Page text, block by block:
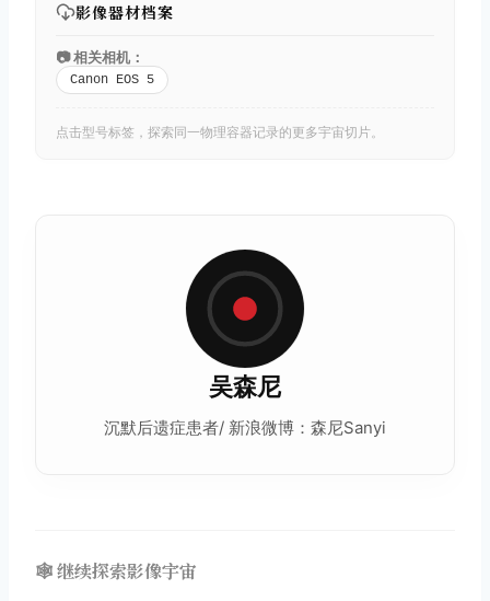
影像器材档案
📷 相关相机：
Canon EOS 5
点击型号标签，探索同一物理容器记录的更多宇宙切片。
吴森尼
沉默后遗症患者/ 新浪微博：森尼Sanyi
🕸️ 继续探索影像宇宙